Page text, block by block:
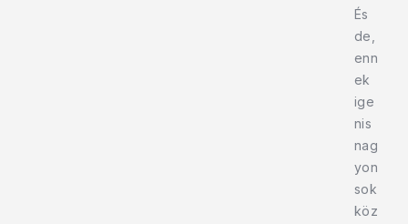
És
de,
enn
ek
ige
nis
nag
yon
sok
köz